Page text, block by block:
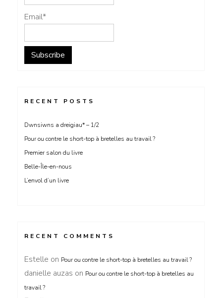
Email*
RECENT POSTS
Dwnsiwns a dreigiau* – 1/2
Pour ou contre le short-top à bretelles au travail ?
Premier salon du livre
Belle-Île-en-nous
L’envol d’un livre
RECENT COMMENTS
Estelle on Pour ou contre le short-top à bretelles au travail ?
danielle auzas on Pour ou contre le short-top à bretelles au
travail ?